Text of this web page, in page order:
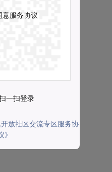
意服务协议
一扫登录
开放社区交流专区服务协
》